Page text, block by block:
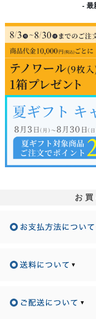
- 最
お
▾
▾